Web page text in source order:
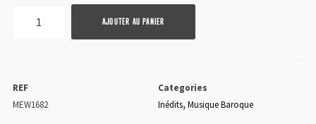
quantité
Fiocco
AJOUTER AU PANIER
REF
MEW1682
Categories
Inédits,Musique Baroque